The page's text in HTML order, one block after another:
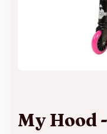
My Hood